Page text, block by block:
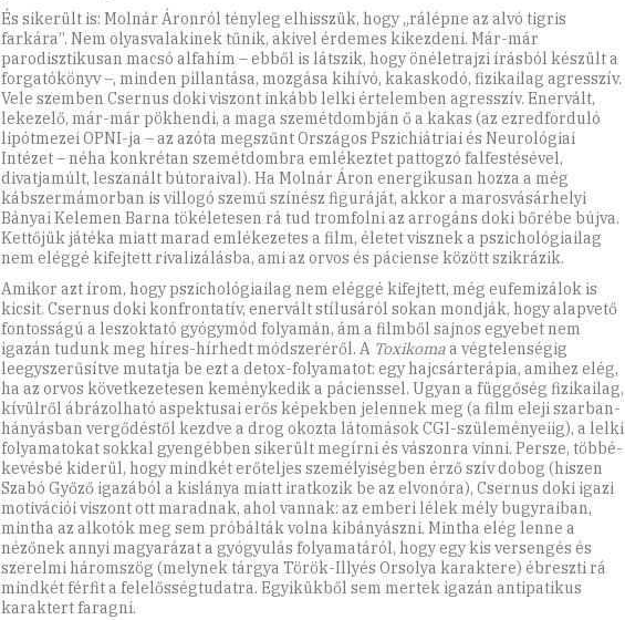
És sikerült is: Molnár Áronról tényleg elhisszük, hogy „rálépne az alvó tigris
farkára”. Nem olyasvalakinek tűnik, akivel érdemes kikezdeni. Már-már
parodisztikusan macsó alfahím – ebből is látszik, hogy önéletrajzi írásból készült a
forgatókönyv –, minden pillantása, mozgása kihívó, kakaskodó, fizikailag agresszív.
Vele szemben Csernus doki viszont inkább lelki értelemben agresszív. Enervált,
lekezelő, már-már pökhendi, a maga szemétdombján ő a kakas (az ezredforduló
lipótmezei OPNI-ja – az azóta megszűnt Országos Pszichiátriai és Neurológiai
Intézet – néha konkrétan szemétdombra emlékeztet pattogzó falfestésével,
divatjamúlt, leszanált bútoraival). Ha Molnár Áron energikusan hozza a még
kábszermámorban is villogó szemű színész figuráját, akkor a marosvásárhelyi
Bányai Kelemen Barna tökéletesen rá tud tromfolni az arrogáns doki bőrébe bújva.
Kettőjük játéka miatt marad emlékezetes a film, életet visznek a pszichológiailag
nem eléggé kifejtett rivalizálásba, ami az orvos és páciense között szikrázik.
Amikor azt írom, hogy pszichológiailag nem eléggé kifejtett, még eufemizálok is
kicsit. Csernus doki konfrontatív, enervált stílusáról sokan mondják, hogy alapvető
fontosságú a leszoktató gyógymód folyamán, ám a filmből sajnos egyebet nem
igazán tudunk meg híres-hírhedt módszeréről. A Toxikomaa végtelenségig
leegyszerűsítve mutatja be ezt a detox-folyamatot: egy hajcsárterápia, amihez elég,
ha az orvos következetesen keménykedik a pácienssel. Ugyan a függőség fizikailag,
kívülről ábrázolható aspektusai erős képekben jelennek meg (a film eleji szarban-
hányásban vergődéstől kezdve a drog okozta látomások CGI-szüleményeiig), a lelki
folyamatokat sokkal gyengébben sikerült megírni és vászonra vinni. Persze, többé-
kevésbé kiderül, hogy mindkét erőteljes személyiségben érző szív dobog (hiszen
Szabó Győző igazából a kislánya miatt iratkozik be az elvonóra), Csernus doki igazi
motivációi viszont ott maradnak, ahol vannak: az emberi lélek mély bugyraiban,
mintha az alkotók meg sem próbálták volna kibányászni. Mintha elég lenne a
nézőnek annyi magyarázat a gyógyulás folyamatáról, hogy egy kis versengés és
szerelmi háromszög (melynek tárgya Török-Illyés Orsolya karaktere) ébreszti rá
mindkét férfit a felelősségtudatra. Egyikükből sem mertek igazán antipatikus
karaktert faragni.